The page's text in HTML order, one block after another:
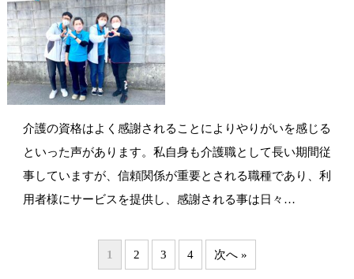
介護の資格はよく感謝されることによりやりがいを感じる
といった声があります。私自身も介護職として長い期間従
事していますが、信頼関係が重要とされる職種であり、利
用者様にサービスを提供し、感謝される事は日々…
1 2 3 4 次へ »